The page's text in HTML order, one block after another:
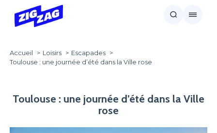
Accueil Loisirs
Escapades
Toulouse : une journée d’été dans la Ville rose
Toulouse : une journée d’été dans la Ville
rose